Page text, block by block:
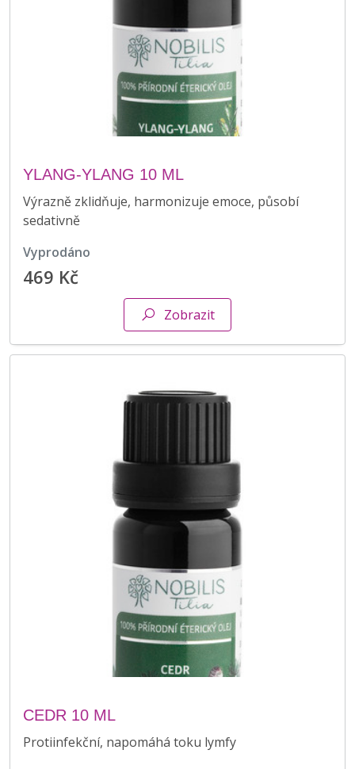
YLANG-YLANG 10 ML
Výrazně zklidňuje, harmonizuje emoce, působí
sedativně
vyprodáno
469 Kč
Zobrazit
CEDR 10 ML
Protiinfekční, napomáhá toku lymfy